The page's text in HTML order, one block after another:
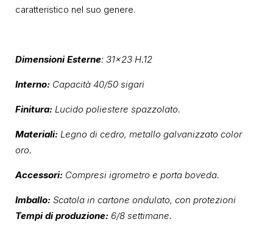
caratteristico nel suo genere.
Dimensioni Esterne: 31×23 H.12
Interno: Capacità 40/50 sigari
Finitura: Lucido poliestere spazzolato.
Materiali: Legno di cedro, metallo galvanizzato color
oro.
Accessori: Compresi igrometro e porta boveda.
Imballo: Scatola in cartone ondulato, con protezioni
Tempi di produzione: 6/8 settimane.